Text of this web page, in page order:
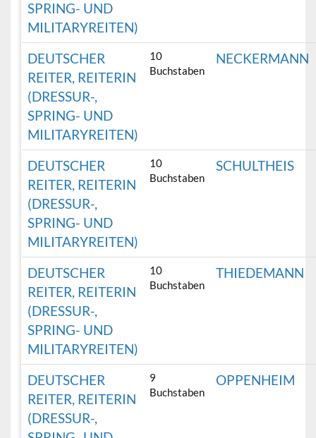
SPRING- UND
MILITARYREITEN)
DEUTSCHER
REITER, REITERIN
(DRESSUR-,
SPRING- UND
MILITARYREITEN)
10
Buchstaben
NECKERMANN
DEUTSCHER
REITER, REITERIN
(DRESSUR-,
SPRING- UND
MILITARYREITEN)
10
Buchstaben
SCHULTHEIS
DEUTSCHER
REITER, REITERIN
(DRESSUR-,
SPRING- UND
MILITARYREITEN)
10
Buchstaben
THIEDEMANN
DEUTSCHER
REITER, REITERIN
(DRESSUR-,
9
Buchstaben
OPPENHEIM